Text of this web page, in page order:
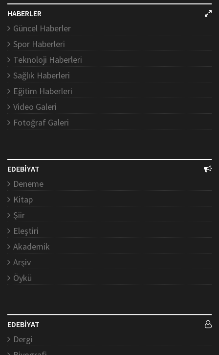
HABERLER
Güncel Haberler
Spor Haberleri
Teknoloji Haberleri
Sağlık Haberleri
Eğitim Haberleri
Video Galeri
Fotoğraf Galeri
EDEBİYAT
Deneme
Kitap
Şiir
Eleştiri
Akademik
Arşiv
Öykü
EDEBİYAT
Dergi